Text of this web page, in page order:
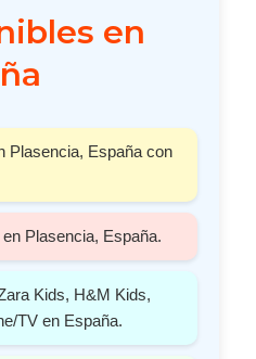
en
Plasencia, España con
Plasencia, España.
Kids, H&M Kids,
TV en España.